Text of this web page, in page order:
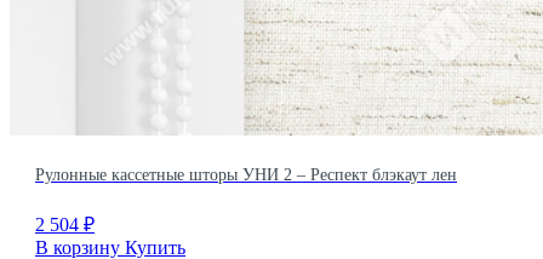
Рулонные кассетные шторы УНИ 2 – Респект блэкаут лен
2 504 ₽
В корзину Купить